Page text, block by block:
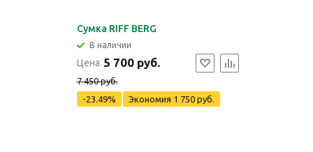
Сумка RIFF BERG
В наличии
Цена 5 700 руб.
7 450 руб.
-23.49%
Экономия 1 750 руб.